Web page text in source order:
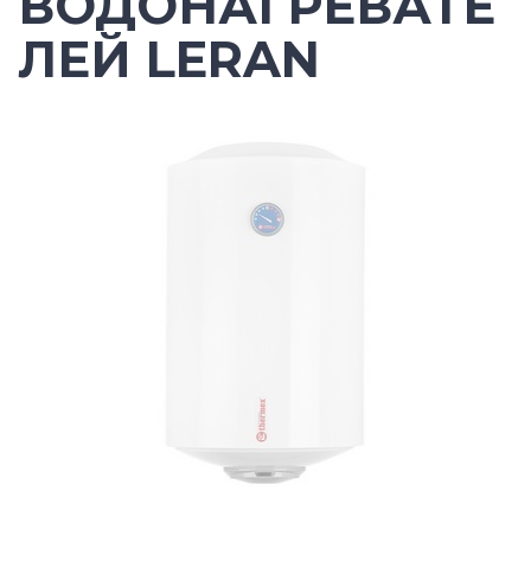
ЛЕЙ LERAN